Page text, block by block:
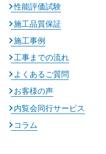
性能評価試験
施工品質保証
施工事例
工事までの流れ
よくあるご質問
お客様の声
内覧会同行サービス
コラム